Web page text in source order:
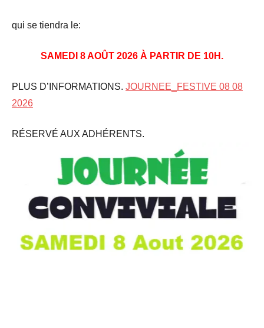
qui se tiendra le:
SAMEDI 8 AOÛT 2026 À PARTIR DE 10H.
PLUS D’INFORMATIONS. JOURNEE_FESTIVE 08 08
2026
RÉSERVÉ AUX ADHÉRENTS.